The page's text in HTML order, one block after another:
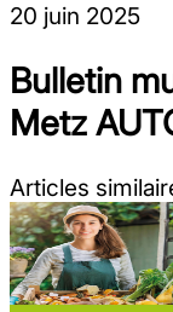
20 juin 2025
Bulletin
Metz
Articles